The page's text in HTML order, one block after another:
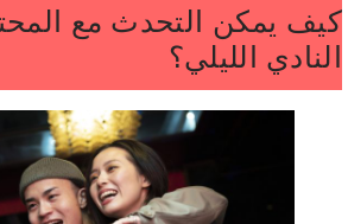
كيف يمكن التحدث مع
النادي الليلي؟